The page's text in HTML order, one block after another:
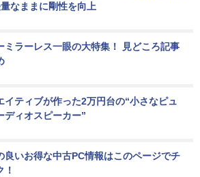
なままに剛性を向上
ミラーレス一眼の大特集！ 見どころ記事
イティブが作った2万円台の“小さなピュ
ディオスピーカー”
良いお得な中古PC情報はこのページでチ
！